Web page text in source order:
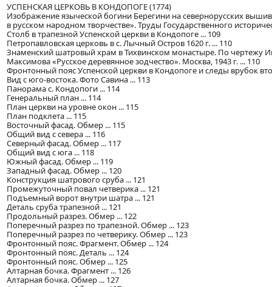
УСПЕНСКАЯ ЦЕРКОВЬ В КОНДОПОГЕ (1774)
Изображение языческой богини Берегини на севернорусских
в русском народном творчестве». Труды Государственного
Столб в трапезной Успенской церкви в Кондопоге ... 109
Петропавловская церковь в с. Лычный Остров 1620 г. ... 110
Знаменский шатровый храм в Тихвинском монастыре. По чертежу
Максимова «Русское деревянное зодчество». Москва, 1943 г. ... 110
Фронтонный пояс Успенской церкви в Кондопоге и следы врубок
Вид с юго-востока. Фото Савина ... 113
Панорама с. Кондопоги ... 114
Генеральный план ... 114
План церкви на уровне окон ... 115
План подклета ... 115
Восточный фасад. Обмер ... 115
Общий вид с севера ... 116
Северный фасад. Обмер ... 117
Общий вид с юга ... 118
Южный фасад. Обмер ... 119
Западный фасад. Обмер ... 120
Конструкция шатрового сруба ... 121
Промежуточный повал четверика ... 121
Подъемный ворот внутри шатра ... 121
Деталь сруба трапезной ... 121
Продольный разрез. Обмер ... 122
Поперечный разрез по трапезной. Обмер ... 123
Поперечный разрез по четверику. Обмер ... 123
Фронтонный пояс. Фрагмент. Обмер ... 124
Фронтонный пояс. Деталь ... 124
Фронтонный пояс. Обмер ... 125
Алтарная бочка. Фрагмент ... 126
Алтарная бочка. Обмер ... 127